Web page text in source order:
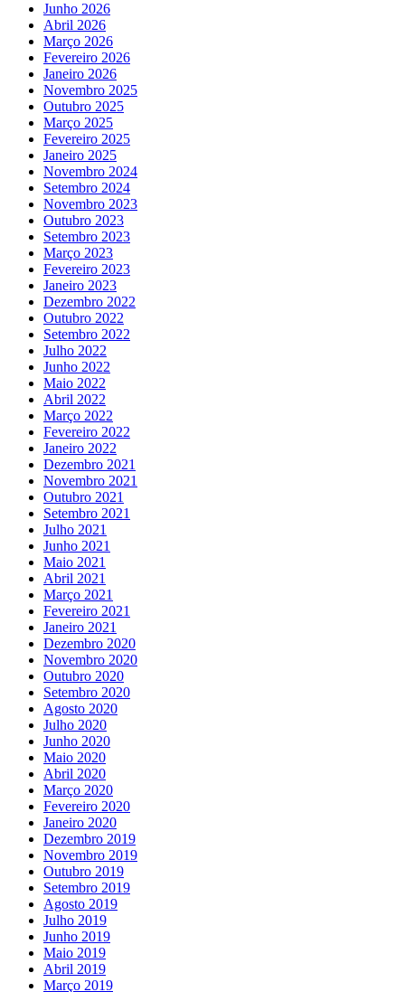
Junho 2026
Abril 2026
Março 2026
Fevereiro 2026
Janeiro 2026
Novembro 2025
Outubro 2025
Março 2025
Fevereiro 2025
Janeiro 2025
Novembro 2024
Setembro 2024
Novembro 2023
Outubro 2023
Setembro 2023
Março 2023
Fevereiro 2023
Janeiro 2023
Dezembro 2022
Outubro 2022
Setembro 2022
Julho 2022
Junho 2022
Maio 2022
Abril 2022
Março 2022
Fevereiro 2022
Janeiro 2022
Dezembro 2021
Novembro 2021
Outubro 2021
Setembro 2021
Julho 2021
Junho 2021
Maio 2021
Abril 2021
Março 2021
Fevereiro 2021
Janeiro 2021
Dezembro 2020
Novembro 2020
Outubro 2020
Setembro 2020
Agosto 2020
Julho 2020
Junho 2020
Maio 2020
Abril 2020
Março 2020
Fevereiro 2020
Janeiro 2020
Dezembro 2019
Novembro 2019
Outubro 2019
Setembro 2019
Agosto 2019
Julho 2019
Junho 2019
Maio 2019
Abril 2019
Março 2019